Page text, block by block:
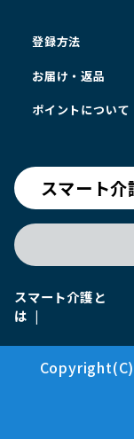
登録方法
お届け・返品
ポイントについて
スマート
スマート介護と
は